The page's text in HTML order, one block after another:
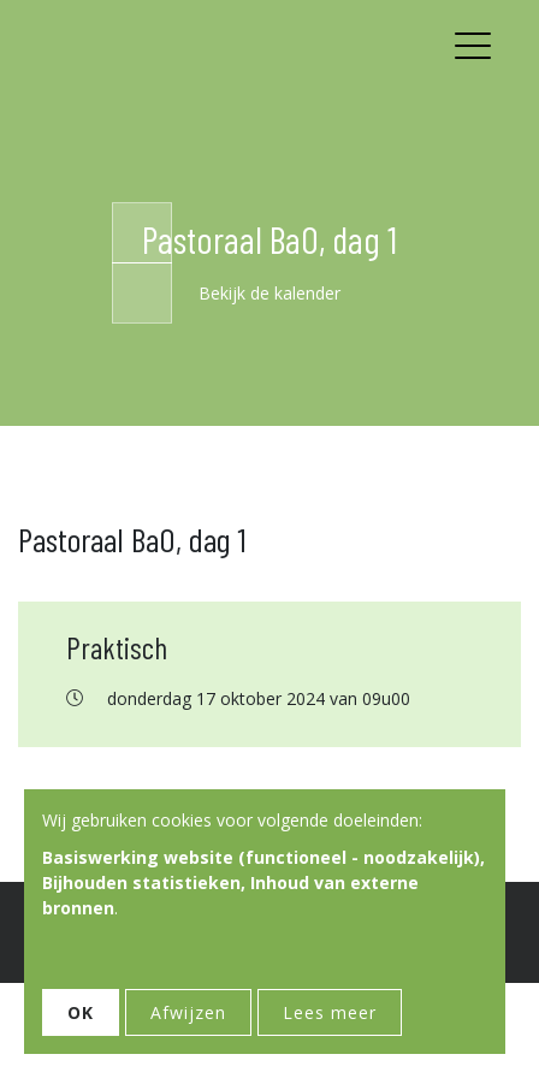
Pastoraal BaO, dag 1
Bekijk de kalender
Pastoraal BaO, dag 1
Praktisch
donderdag 17 oktober 2024 van 09u00
© Copyright 2026 | Don Bosco Vorming & Animatie • Alle rechten
Wij gebruiken cookies voor volgende doeleinden:
Basiswerking website (functioneel - noodzakelijk),
Bijhouden statistieken, Inhoud van externe
bronnen.
OK Afwijzen Lees meer